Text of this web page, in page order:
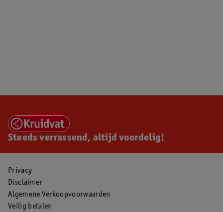
Steeds verrassend, altijd voordelig!
Privacy
Disclaimer
Algemene Verkoopvoorwaarden
Veilig betalen